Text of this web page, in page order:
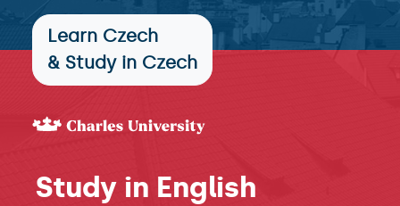
Learn Czech
& Study in Czech
Study in English